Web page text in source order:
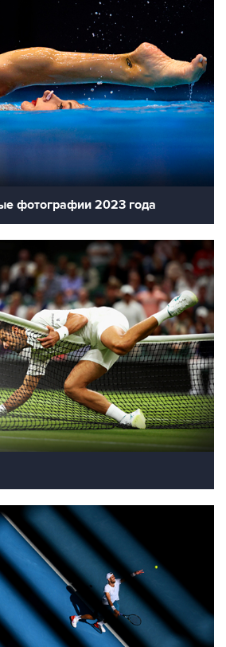
фотографии 2023 года